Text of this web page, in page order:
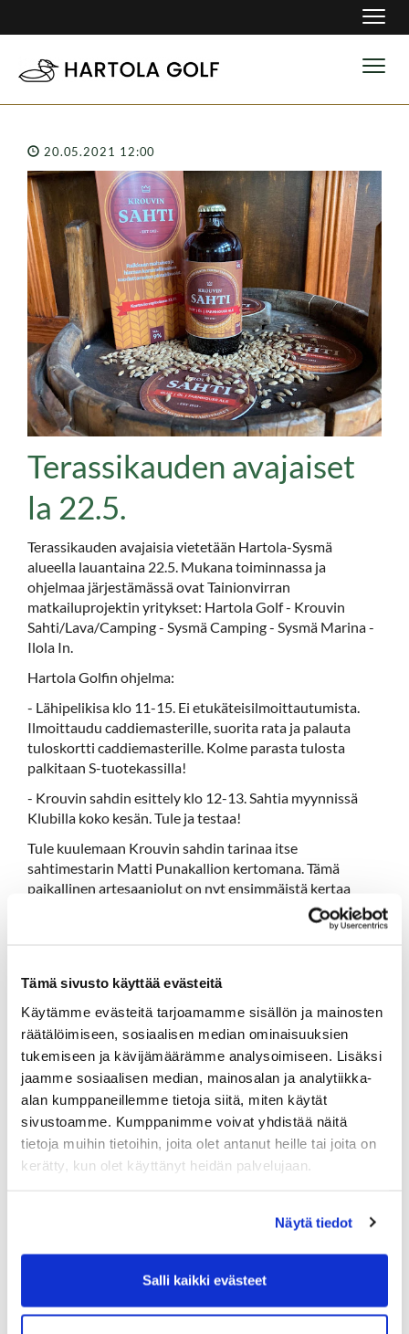
Tämä sivusto käyttää evästeitä
Käytämme evästeitä tarjoamamme sisällön ja mainosten
räätälöimiseen, sosiaalisen median ominaisuuksien
tukemiseen ja kävijämäärämme analysoimiseen. Lisäksi
jaamme sosiaalisen median, mainosalan ja analytiikka-
alan kumppaneillemme tietoja siitä, miten käytät
sivustoamme. Kumppanimme voivat yhdistää näitä
tietoja muihin tietoihin, joita olet antanut heille tai joita on
kerätty, kun olet käyttänyt heidän palvelujaan.
Näytä tiedot
Salli kaikki evästeet
20.05.2021 12:00
Terassikauden avajaiset
la 22.5.
Terassikauden avajaisia vietetään Hartola-Sysmä
alueella lauantaina 22.5. Mukana toiminnassa ja
ohjelmaa järjestämässä ovat Tainionvirran
matkailuprojektin yritykset: Hartola Golf - Krouvin
Sahti/Lava/Camping - Sysmä Camping - Sysmä Marina -
Ilola In.
Hartola Golfin ohjelma:
- Lähipelikisa klo 11-15. Ei etukäteisilmoittautumista.
Ilmoittaudu caddiemasterille, suorita rata ja palauta
tuloskortti caddiemasterille. Kolme parasta tulosta
palkitaan S-tuotekassilla!
- Krouvin sahdin esittely klo 12-13. Sahtia myynnissä
Klubilla koko kesän. Tule ja testaa!
Tule kuulemaan Krouvin sahdin tarinaa itse
sahtimestarin Matti Punakallion kertomana. Tämä
paikallinen artesaaniolut on nyt ensimmäistä kertaa
myynnissä myös alueen muissa ravintoloissa. Tarkka
tuotantoprosessi antaa Krouvin Sahdille sen ominaisen
pulloja.
Täyteläistä Krouvin Sahtia pääset maistelemaan
seuraavilla terasseilla sahtimestarin kanssa:
klo 12.00-13.00 Hartola Golf
klo 13.30 Camping Sysmä
klo 14.30 Sysmä Marina
klo 16.00 Ilola inn